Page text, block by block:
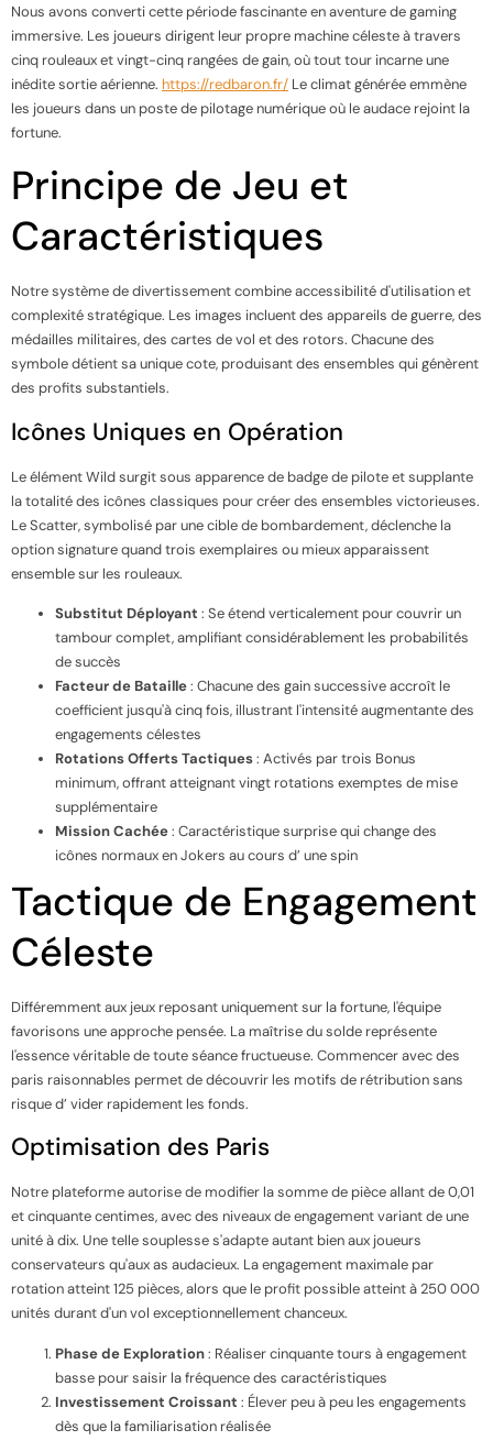
Nous avons converti cette période fascinante en aventure de gaming
immersive. Les joueurs dirigent leur propre machine céleste à travers
cinq rouleaux et vingt-cinq rangées de gain, où tout tour incarne une
inédite sortie aérienne. https://redbaron.fr/ Le climat générée emmène
les joueurs dans un poste de pilotage numérique où le audace rejoint la
fortune.
Principe de Jeu et
Caractéristiques
Notre système de divertissement combine accessibilité d'utilisation et
complexité stratégique. Les images incluent des appareils de guerre, des
médailles militaires, des cartes de vol et des rotors. Chacune des
symbole détient sa unique cote, produisant des ensembles qui génèrent
des profits substantiels.
Icônes Uniques en Opération
Le élément Wild surgit sous apparence de badge de pilote et supplante
la totalité des icônes classiques pour créer des ensembles victorieuses.
Le Scatter, symbolisé par une cible de bombardement, déclenche la
option signature quand trois exemplaires ou mieux apparaissent
ensemble sur les rouleaux.
Substitut Déployant : Se étend verticalement pour couvrir un
tambour complet, amplifiant considérablement les probabilités
de succès
Facteur de Bataille: Chacune des gain successive accroît le
coefficient jusqu'à cinq fois, illustrant l'intensité augmentante des
engagements célestes
Rotations Offerts Tactiques: Activés par trois Bonus
minimum, offrant atteignant vingt rotations exemptes de mise
supplémentaire
Mission Cachée: Caractéristique surprise qui change des
icônes normaux en Jokers au cours d’ une spin
Tactique de Engagement
Céleste
Différemment aux jeux reposant uniquement sur la fortune, l'équipe
favorisons une approche pensée. La maîtrise du solde représente
l'essence véritable de toute séance fructueuse. Commencer avec des
paris raisonnables permet de découvrir les motifs de rétribution sans
risque d’ vider rapidement les fonds.
Optimisation des Paris
Notre plateforme autorise de modifier la somme de pièce allant de 0,01
et cinquante centimes, avec des niveaux de engagement variant de une
unité à dix. Une telle souplesse s'adapte autant bien aux joueurs
conservateurs qu'aux as audacieux. La engagement maximale par
rotation atteint 125 pièces, alors que le profit possible atteint à 250 000
unités durant d'un vol exceptionnellement chanceux.
Phase de Exploration: Réaliser cinquante tours à engagement
basse pour saisir la fréquence des caractéristiques
Investissement Croissant : Élever peu à peu les engagements
dès que la familiarisation réalisée